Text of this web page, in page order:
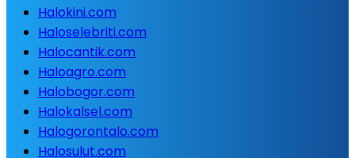
Halokini.com
Haloselebriti.com
Halocantik.com
Haloagro.com
Halobogor.com
Halokalsel.com
Halogorontalo.com
Halosulut.com